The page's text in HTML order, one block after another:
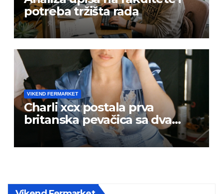
potreba tržišta rada
VIKEND FERMARKET
Charli xcx postala prva
britanska pevačica sa dva
albuma na prvom mestu u
istoj kalendarskoj godini